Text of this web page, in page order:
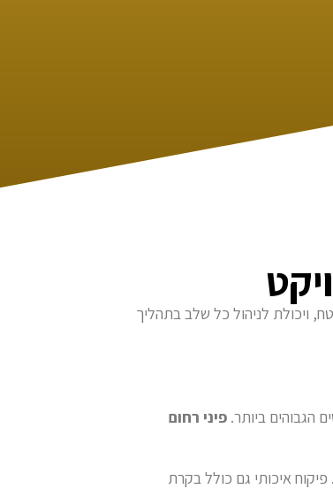
ויכולת לניהול כל שלב בתהליך
הגבוהים ביותר.פיני רחום
איכותי גם כולל בקרת